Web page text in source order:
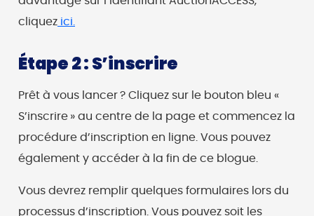
cliquez ici.
Étape 2 : S’inscrire
Prêt à vous lancer ? Cliquez sur le bouton bleu «
S’inscrire » au centre de la page et commencez la
procédure d’inscription en ligne. Vous pouvez
également y accéder à la fin de ce blogue.
Vous devrez remplir quelques formulaires lors du
processus d’inscription. Vous pouvez soit les